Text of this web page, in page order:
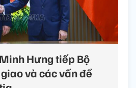
Hưng tiếp Bộ
và các vấn đề